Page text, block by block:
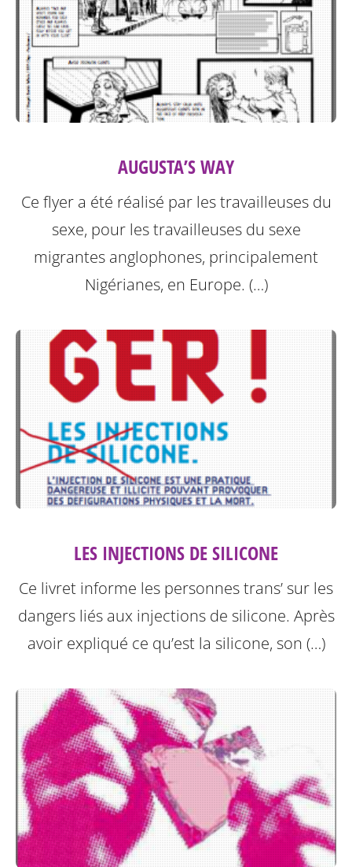
AUGUSTA’S WAY
Ce flyer a été réalisé par les travailleuses du
sexe, pour les travailleuses du sexe
migrantes anglophones, principalement
Nigérianes, en Europe. (…)
LES INJECTIONS DE SILICONE
Ce livret informe les personnes trans’ sur les
dangers liés aux injections de silicone. Après
avoir expliqué ce qu’est la silicone, son (…)